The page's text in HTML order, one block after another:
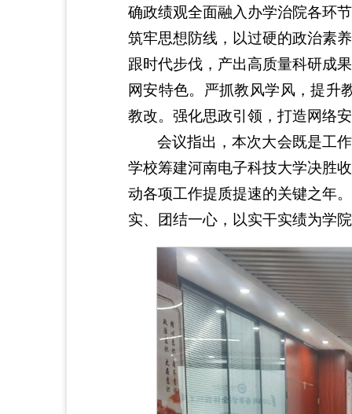
确政绩观全面融入办学治院各环
筑牢思想防线，以过硬的政治素
跟时代步伐，产出高质量科研成
网安特色。严抓教风学风，提升
教改。强化思政引领，打造网络
会议指出，本次大会既是工
学校筹建河南电子科技大学决胜
动各项工作提质提速的关键之年
实、团结一心，以实干实绩为学